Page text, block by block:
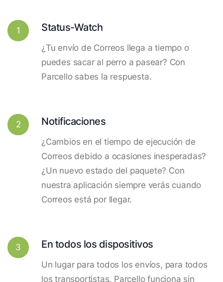
1 Status-Watch
¿Tu envío de Correos llega a tiempo o
puedes sacar al perro a pasear? Con
Parcello sabes la respuesta.
2 Notificaciones
¿Cambios en el tiempo de ejecución de
Correos debido a ocasiones inesperadas?
¿Un nuevo estado del paquete? Con
nuestra aplicación siempre verás cuando
Correos está por llegar.
3 En todos los dispositivos
Un lugar para todos los envíos, para todos
los transportistas. Parcello funciona sin